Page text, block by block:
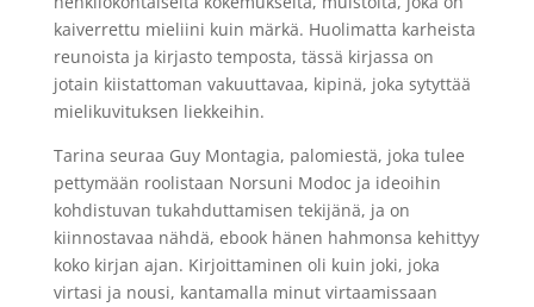
kaiverrettu mieliini kuin märkä. Huolimatta karheista
reunoista ja kirjasto temposta, tässä kirjassa on
jotain kiistattoman vakuuttavaa, kipinä, joka sytyttää
mielikuvituksen liekkeihin.
Tarina seuraa Guy Montagia, palomiestä, joka tulee
pettymään roolistaan Norsuni Modoc ja ideoihin
kohdistuvan tukahduttamisen tekijänä, ja on
kiinnostavaa nähdä, ebook hänen hahmonsa kehittyy
koko kirjan ajan. Kirjoittaminen oli kuin joki, joka
virtasi ja nousi, kantamalla minut virtaamissaan